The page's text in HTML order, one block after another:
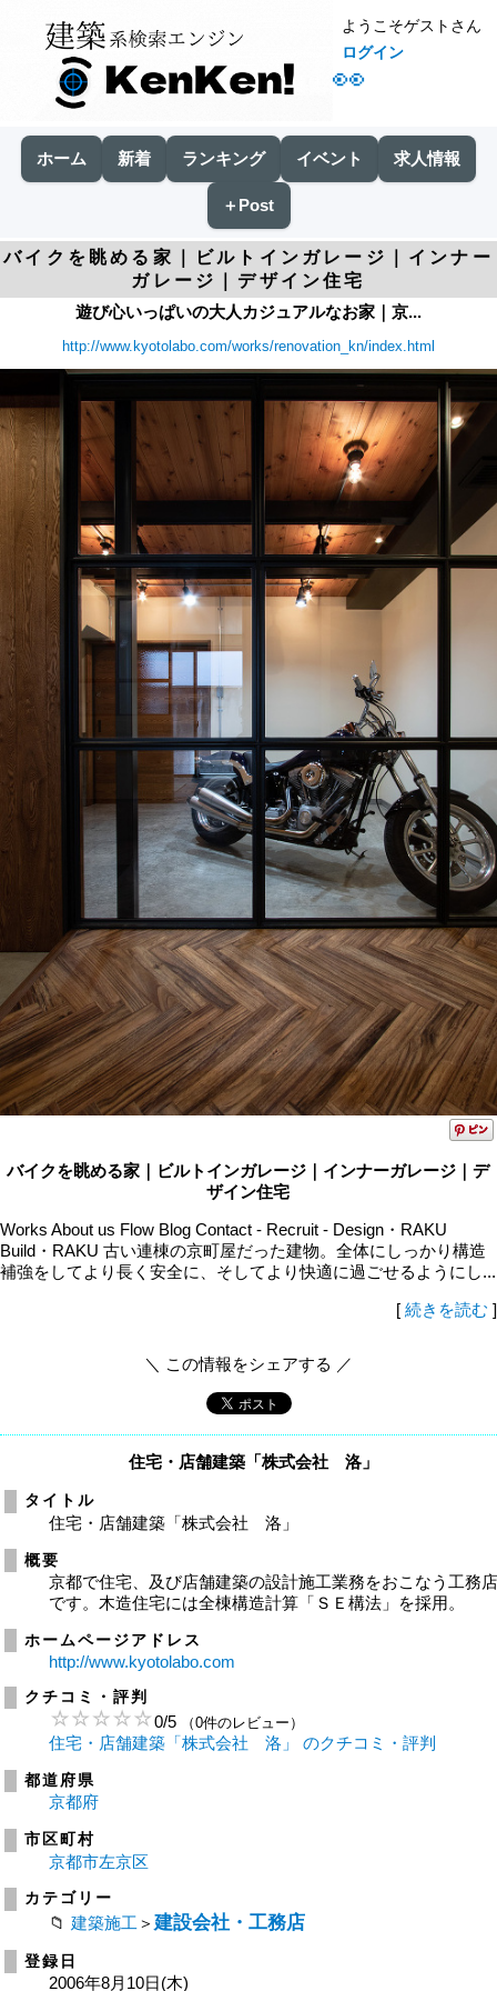
👀
ようこそゲストさん
ログイン
ホーム 新着 ランキング イベント 求人情報
＋Post
バイクを眺める家｜ビルトインガレージ｜インナー
ガレージ｜デザイン住宅
遊び心いっぱいの大人カジュアルなお家｜京...
http://www.kyotolabo.com/works/renovation_kn/index.html
バイクを眺める家｜ビルトインガレージ｜インナーガレージ｜デ
ザイン住宅
Works About us Flow Blog Contact - Recruit - Design・RAKU
Build・RAKU 古い連棟の京町屋だった建物。全体にしっかり構造
補強をしてより長く安全に、そしてより快適に過ごせるようにし...
[ 続きを読む ]
＼ この情報をシェアする ／
住宅・店舗建築「株式会社 洛」
タイトル
住宅・店舗建築「株式会社 洛」
概要
京都で住宅、及び店舗建築の設計施工業務をおこなう工務
です。木造住宅には全棟構造計算「ＳＥ構法」を採用。
ホームページアドレス
http://www.kyotolabo.com
クチコミ・評判
0/5 （0件のレビュー）
住宅・店舗建築「株式会社 洛」 のクチコミ・評判
都道府県
京都府
市区町村
京都市左京区
カテゴリー
建築施工 ＞ 建設会社・工務店
登録日
2006年8月10日(木)